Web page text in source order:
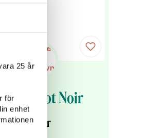
25 år
för
enhet
Pinot Noir
109 kr